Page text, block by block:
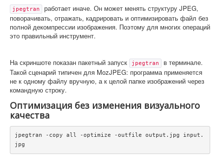
jpegtran
работает иначе. Он может менять структуру JPEG,
поворачивать, отражать, кадрировать и оптимизировать файл без
полной декомпрессии изображения. Поэтому для многих операций
это правильный инструмент.
На скриншоте показан пакетный запуск jpegtran
в терминале.
Такой сценарий типичен для MozJPEG: программа применяется
не к одному файлу вручную, а к целой папке изображений через
командную строку.
Оптимизация без изменения визуального
качества
jpegtran -copy all -optimize -outfile output.jpg input.
jpg